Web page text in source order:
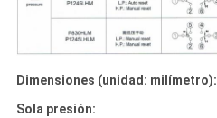
Dimensiones (unidad: milímetro):
Sola presión: